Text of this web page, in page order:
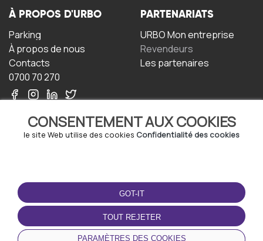
CONSENTEMENT AUX COOKIES
le site Web utilise des cookies Confidentialité des cookies
GOT-IT
TOUT REJETER
PARAMÈTRES DES COOKIES
À PROPOS D'URBO
Parking
À propos de nous
Contacts
0700 70 270
PARTENARIATS
URBO Mon entreprise
Revendeurs
Les partenaires
TERMS-OF-USE
Termes et conditions
Politique de confidentialité
Politique relative aux
cookies
TÉLÉCHARGEZ
L'APPLICATION